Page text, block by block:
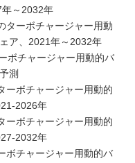
～2032年
ターボチャージャー用動
ア、2021年～2032年
ボチャージャー用動的バ
測
ーボチャージャー用動的
2026年
ーボチャージャー用動的
2032年
ボチャージャー用動的バ